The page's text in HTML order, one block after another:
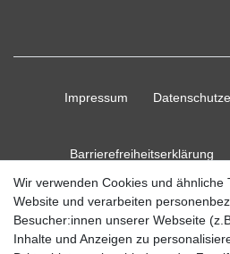
Impressum
Barrierefreiheitserklärung
Vertrag widerrufen
Wir verwenden Cookies und ähnliche
Website und verarbeiten
Besucher:innen unserer Webseite
Inhalte und Anzeigen zu